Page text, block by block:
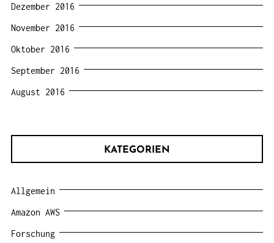
Dezember 2016
November 2016
Oktober 2016
September 2016
August 2016
KATEGORIEN
Allgemein
Amazon AWS
Forschung